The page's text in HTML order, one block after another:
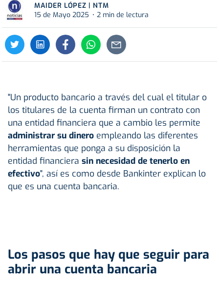
MAIDER LÓPEZ | NTM
15 de Mayo 2025
2 min de lectura
"Un producto bancario a través del cual el titular o
los titulares de la cuenta firman un contrato con
una entidad financiera que a cambio les permite
administrar su dinero empleando las diferentes
herramientas que ponga a su disposición la
entidad financiera sin necesidad de tenerlo en
efectivo", así es como desde Bankinter explican lo
que es una cuenta bancaria.
Los pasos que hay que seguir para
abrir una cuenta bancaria